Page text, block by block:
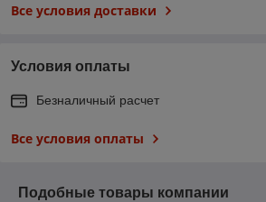
Все условия доставки
Условия оплаты
Безналичный расчет
Все условия оплаты
Подобные товары компании